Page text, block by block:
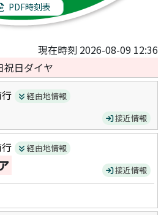
PDF時刻表
現在時刻 2026-08-09 12:36
祝日ダイヤ
行 経由地情報
接近情報
行 経由地情報
接近情報